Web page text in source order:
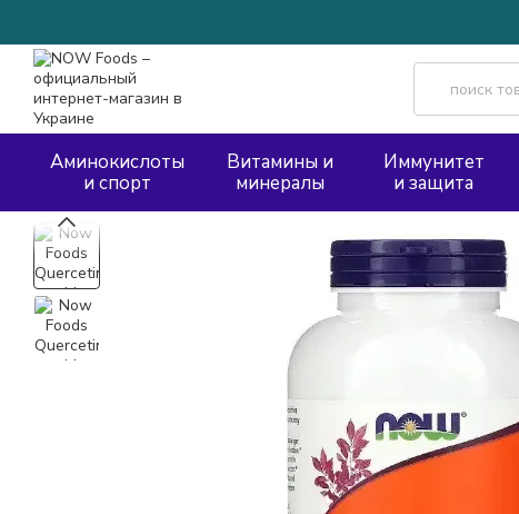
Аминокислоты
и спорт
Витамины и
минералы
Иммунитет
и защита